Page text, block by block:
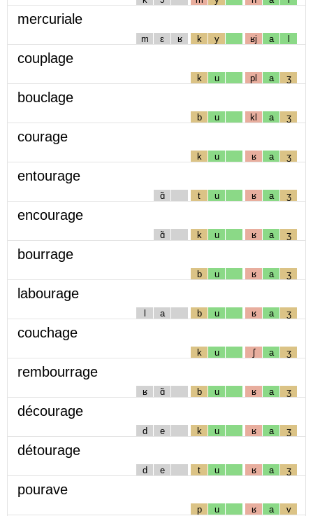
mercuriale
m ɛ ʁ k y ʁj a l
couplage
k u pl a ʒ
bouclage
b u kl a ʒ
courage
k u ʁ a ʒ
entourage
ɑ̃ t u ʁ a ʒ
encourage
ɑ̃ k u ʁ a ʒ
bourrage
b u ʁ a ʒ
labourage
l a b u ʁ a ʒ
couchage
k u ʃ a ʒ
rembourrage
ʁ ɑ̃ b u ʁ a ʒ
décourage
d e k u ʁ a ʒ
détourage
d e t u ʁ a ʒ
pourave
p u ʁ a v